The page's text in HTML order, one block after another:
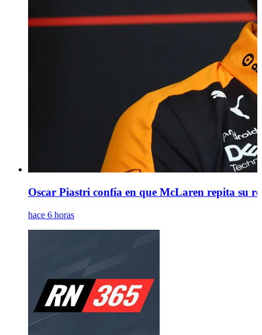
Oscar Piastri confía en que McLaren repita su
hace 6 horas